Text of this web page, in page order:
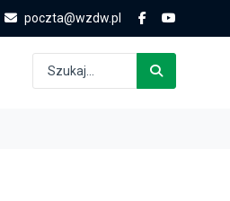
poczta@wzdw.pl